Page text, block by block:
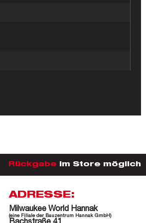
Rückgabe im Store möglich
ADRESSE:
Milwaukee World Hannak
(eine Filiale der Bauzentrum Hannak GmbH)